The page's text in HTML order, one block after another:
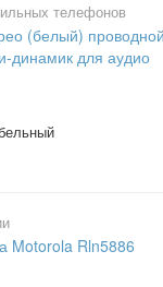
телефонов
(белый) проводной
динамик для аудио
Motorola Rln5886